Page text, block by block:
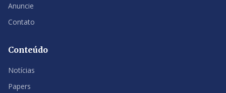
Anuncie
Contato
Conteúdo
Notícias
Papers